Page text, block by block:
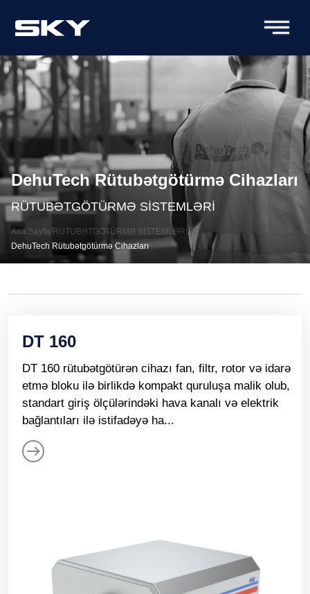
DehuTech Rütubətgötürmə Cihazları
RÜTUBƏTGÖTÜRMƏ SİSTEMLƏRİ
Ana Sayfa RÜTUBƏTGÖTÜRMƏ SİSTEMLƏRİ
DehuTech Rütubətgötürmə Cihazları
DT 160
DT 160 rütubətgötürən cihazı fan, filtr, rotor və idarə
etmə bloku ilə birlikdə kompakt quruluşa malik olub,
standart giriş ölçülərindəki hava kanalı və elektrik
bağlantıları ilə istifadəyə ha...